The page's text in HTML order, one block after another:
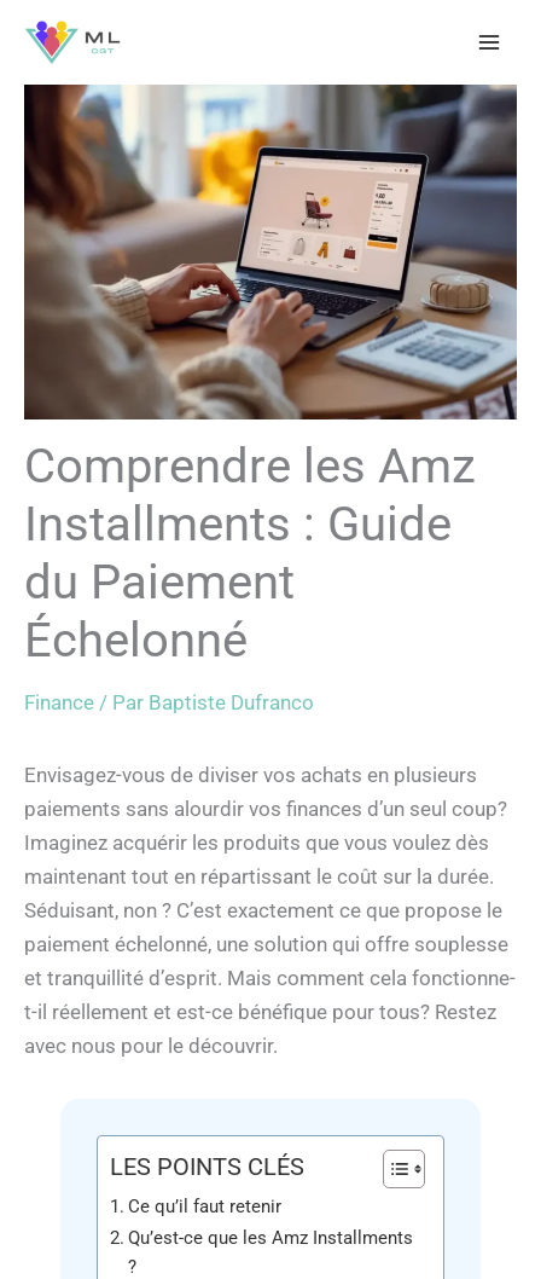
Aller
contenu
Comprendre les Amz
Installments : Guide
du Paiement
Échelonné
Finance / Par Baptiste Dufranco
Envisagez-vous de diviser vos achats en plusieurs
paiements sans alourdir vos finances d’un seul coup?
Imaginez acquérir les produits que vous voulez dès
maintenant tout en répartissant le coût sur la durée.
Séduisant, non ? C’est exactement ce que propose le
paiement échelonné, une solution qui offre souplesse
et tranquillité d’esprit. Mais comment cela fonctionne-
t-il réellement et est-ce bénéfique pour tous? Restez
avec nous pour le découvrir.
LES POINTS CLÉS
Ce qu’il faut retenir
Qu’est-ce que les Amz Installments
?